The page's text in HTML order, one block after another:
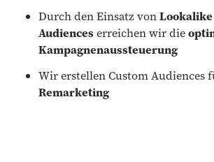
Durch den Einsatz vonLookalike
Audiences erreichen wir die
Kampagnenaussteuerung
Wir erstellen Custom Audiences
Remarketing